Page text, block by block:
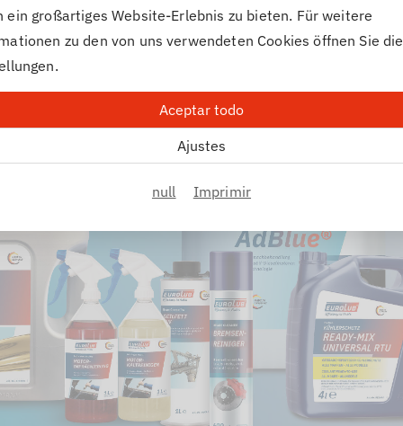
ein großartiges Website-Erlebnis zu bieten. Für weitere
zu den von uns verwendeten Cookies öffnen Sie die
Aceptar todo
Ajustes
null Imprimir